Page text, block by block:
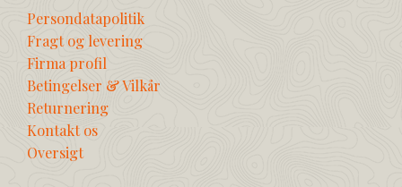
Persondatapolitik
Fragt og levering
Firma profil
Betingelser & Vilkår
Returnering
Kontakt os
Oversigt